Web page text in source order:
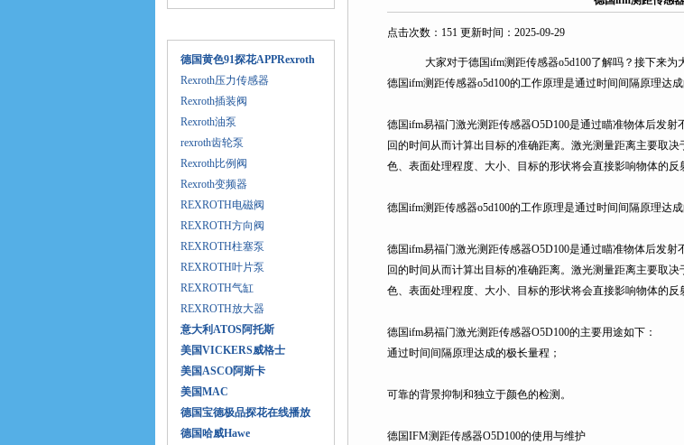
德国黄色91探花APPRexroth
Rexroth压力传感器
Rexroth插装阀
Rexroth油泵
rexroth齿轮泵
Rexroth比例阀
Rexroth变频器
REXROTH电磁阀
REXROTH方向阀
REXROTH柱塞泵
REXROTH叶片泵
REXROTH气缸
REXROTH放大器
意大利ATOS阿托斯
美国VICKERS威格士
美国ASCO阿斯卡
美国MAC
德国宝德极品探花在线播放
德国哈威Hawe
点击次数：151 更新时间：2025-09-29
大家对于德国ifm测距传感器o5d100了解吗？接下来为大家
德国ifm测距传感器o5d100的工作原理是通过时间间隔原理达成的
德国ifm易福门激光测距传感器O5D100是通过瞄准物体后发射不
回的时间从而计算出目标的准确距离。激光测量距离主要取决于
色、表面处理程度、大小、目标的形状将会直接影响物体的反
德国ifm测距传感器o5d100的工作原理是通过时间间隔原理达成的
德国ifm易福门激光测距传感器O5D100是通过瞄准物体后发射不
回的时间从而计算出目标的准确距离。激光测量距离主要取决
色、表面处理程度、大小、目标的形状将会直接影响物体的反
德国ifm易福门激光测距传感器O5D100的主要用途如下：
通过时间间隔原理达成的极长量程；
可靠的背景抑制和独立于颜色的检测。
德国IFM测距传感器O5D100的使用与维护